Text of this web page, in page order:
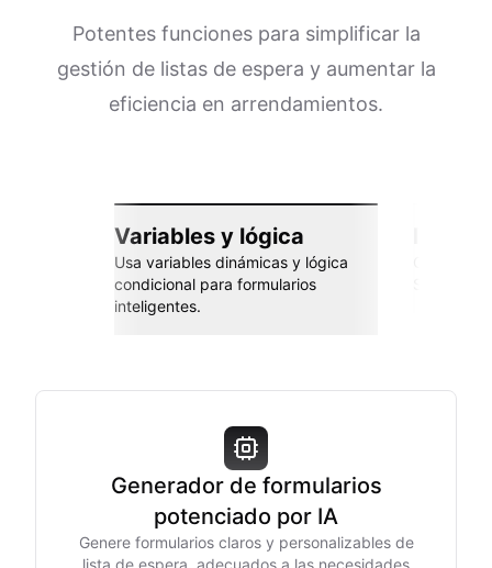
Potentes funciones para simplificar la
gestión de listas de espera y aumentar la
eficiencia en arrendamientos.
Variables y lógica
Usa variables dinámicas y lógica
condicional para formularios
inteligentes.
Generador de formularios
potenciado por IA
Genere formularios claros y personalizables de
lista de espera, adecuados a las necesidades